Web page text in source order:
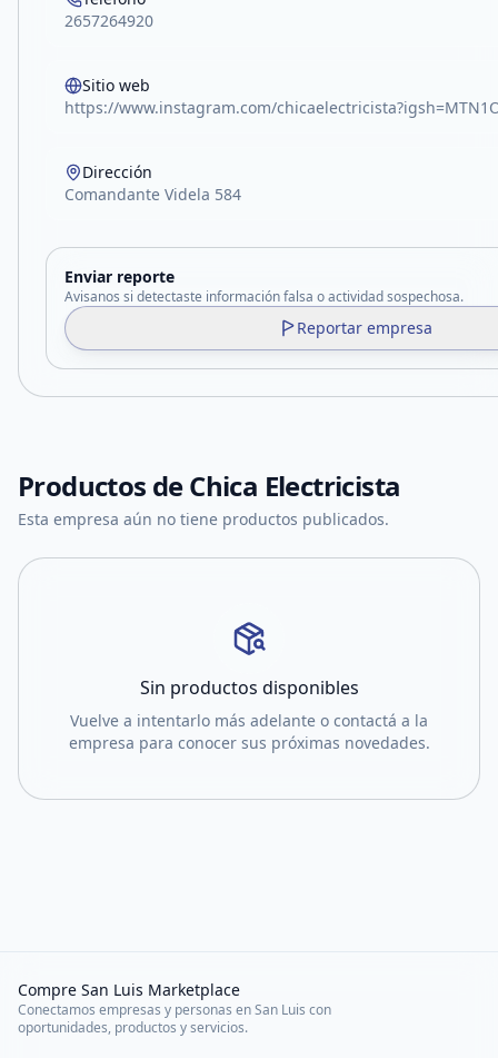
2657264920
Sitio web
https://www.instagram.com/
Dirección
Comandante Videla 584
Enviar reporte
Avisanos si detectaste información falsa o actividad sospechosa.
Reportar empresa
Productos deChica Electricista
Esta empresa aún no tiene productos publicados.
Sin productos disponibles
Vuelve a intentarlo más adelante o contactá a la
empresa para conocer sus próximas novedades.
Compre San Luis Marketplace
Conectamos empresas y personas en San Luis con
oportunidades, productos y servicios.